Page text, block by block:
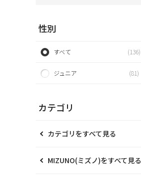
性別
すべて (136)
ジュニア (81)
カテゴリ
カテゴリをすべて見る
MIZUNO(ミズノ)をすべて見る